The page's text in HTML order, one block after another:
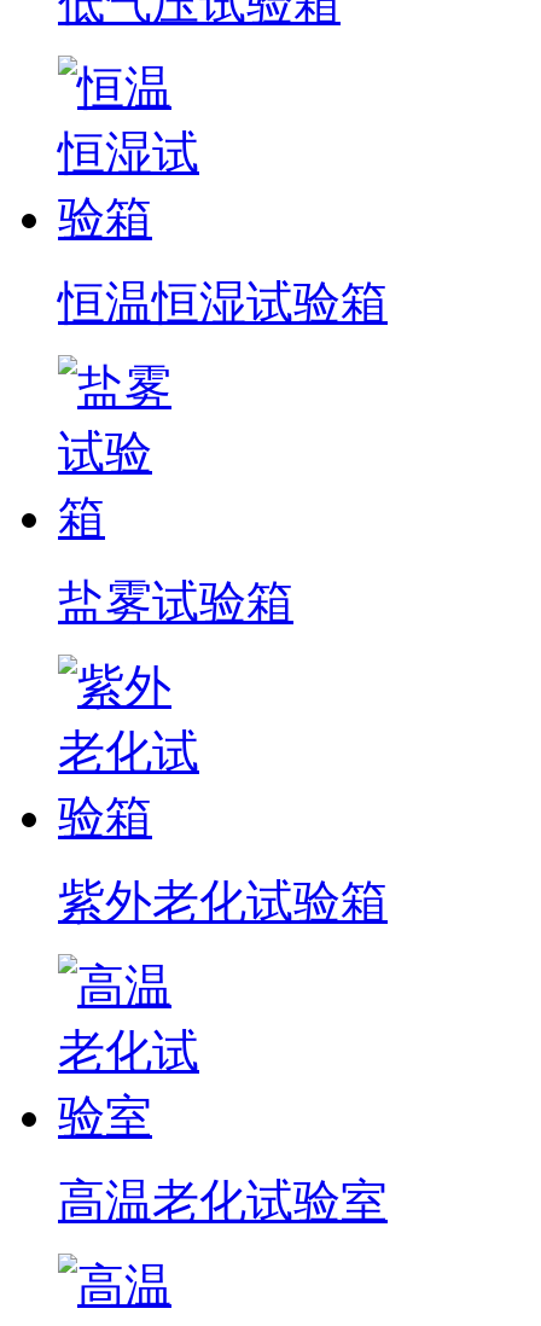
恒温恒湿试验箱
盐雾试验箱
紫外老化试验箱
高温老化试验室